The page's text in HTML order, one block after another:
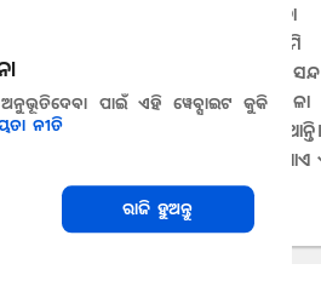
ତାପମାନ ଯାହା ଜଳମଗ୍ନ ନ ହୋଇ ଓଦା
ସଢା'' ଦେଖାଯାଏ ଏବଂ ଅଙ୍କୁରଣ ହାର କମି
ପର୍ଯ୍ୟନ୍ତ ଥଣ୍ଡା କୁ ସହିପାରେ, କିନ୍ତୁ ପସନ୍ଦ
ଅଟେ। ଦିନର ଦୈର୍ଘ୍ୟ ଉପରେ ସିମଳା
ଫୁଲ ଗୁଡିକ ସ୍ଵପରାଗଣ
ପରାଗ ରେଣୁ ଏହାର କ୍ଷମତା ହରାଇଥାଏ
ବହୁତ କମ ହୋଇଥାଏ।
ପାଇଁ ଏହି ୱେବ୍ସାଇଟ କୁକି
ନୀତି
ରାଜି ହୁଅନ୍ତୁ